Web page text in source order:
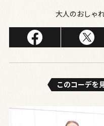
大人のおしゃ
このコーデを